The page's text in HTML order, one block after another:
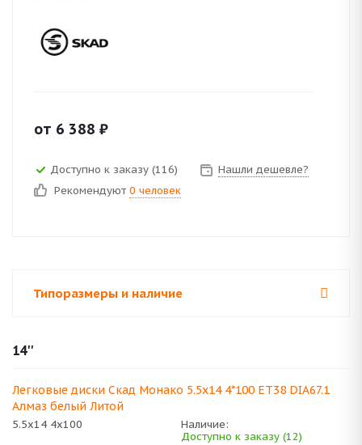
от 6 388 ₽
Доступно к заказу (116)
Нашли дешевле?
Рекомендуют 0 человек
Типоразмеры и наличие
14''
Легковые диски Скад Монако 5.5x14 4*100 ET38 DIA67.1
Алмаз белый Литой
5.5x14 4x100
Наличие:
Доступно к заказу (12)